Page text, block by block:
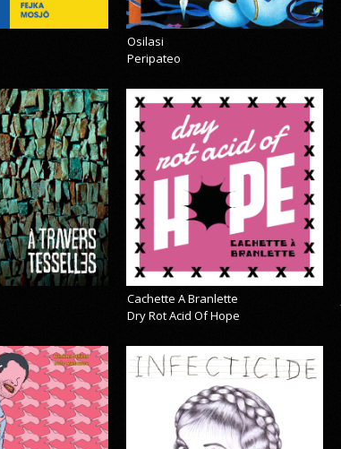
Osilasi
Peripateo
Cachette A Branlette
Dry Rot Acid Of Hope